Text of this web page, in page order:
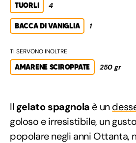
TUORLI 4
BACCA DI VANIGLIA 1
TI SERVONO INOLTRE
AMARENE SCIROPPATE 250 gr
Il gelato spagnola è un
goloso e irresistibile, un
popolare negli anni Ottanta,